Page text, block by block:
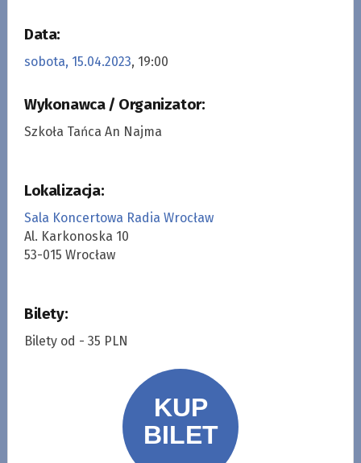
Data:
sobota, 15.04.2023, 19:00
Wykonawca / Organizator:
Szkoła Tańca An Najma
Lokalizacja:
Sala Koncertowa Radia Wrocław
Al. Karkonoska 10
53-015 Wrocław
Bilety:
Bilety od - 35 PLN